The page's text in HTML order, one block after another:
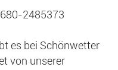
2485373
es bei Schönwetter
von unserer